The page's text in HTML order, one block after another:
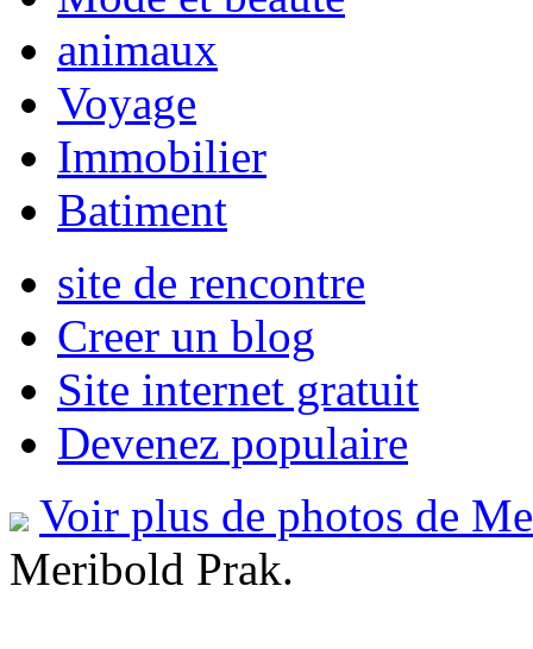
animaux
Voyage
Immobilier
Batiment
site de rencontre
Creer un blog
Site internet gratuit
Devenez populaire
Voir plus de photos de
Meribold Prak.